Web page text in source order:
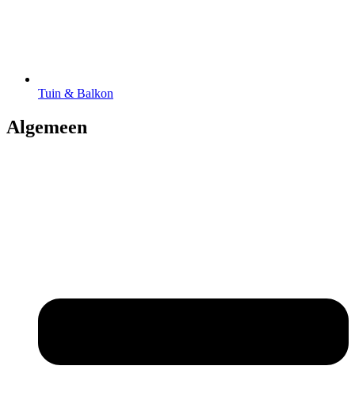
Tuin & Balkon
Algemeen